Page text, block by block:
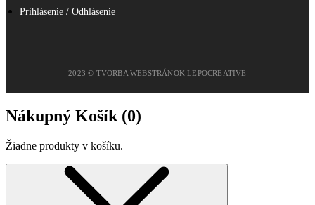
Prihlásenie / Odhlásenie
2023 © TVORBA WEBSTRÁNOK LEPOCREATIVE
Nákupný Košík (0)
Žiadne produkty v košíku.